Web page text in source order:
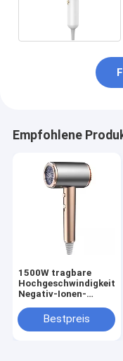
Empfohlene
1500W tragbare
Hochgeschwindigkeits-
Negativ-Ionen-
Elektrische
Haartrockner für
Bestpreis